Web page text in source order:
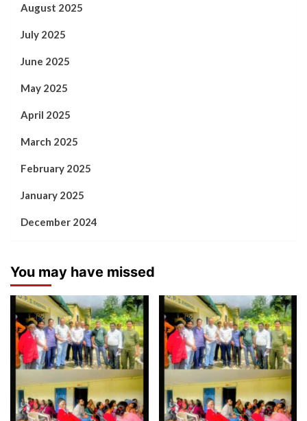
August 2025
July 2025
June 2025
May 2025
April 2025
March 2025
February 2025
January 2025
December 2024
You may have missed